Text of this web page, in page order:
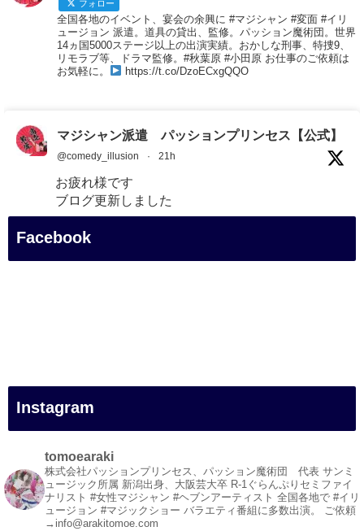
フォロー
全国各地のイベント、宴会の余興に #マジシャン #変面 #イリ
ュージョン 派遣。道具の貸出、監修。パッション魔術団。世界
14ヵ国5000ステージ以上の出演実績。おかしな刑事、特捜9、
リモラブ等、ドラマ監修。#秋葉原 #小田原 お仕事のご依頼は
お気軽に。
https://t.co/DzoECxgQQO
マジシャン派遣 パッションプリンセス【公式】
@comedy_illusion · 21h
お疲れ様です
ブログ更新しました
「マジシャン和歌山旅 白浜町・円月島」
#白浜町
#変面ショー
#イベント
#宴会
#余興
1 5 X
Facebook
Instagram
tomoearaki
株式会社パッションプリンセス、パッション魔術団 代表 サンミ
ュージック所属 新潟出身、大阪芸大卒 R-1ぐらんぷりセミファイ
ナリスト #女性マジシャン #ヘブンアーティスト 全国各地で #イリ
ュージョン #マジックショー バラエティ番組に多数出演。 ご依頼
→info@arakitomoe.com